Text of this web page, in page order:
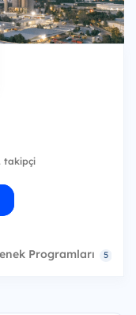
takipçi
Programları 5